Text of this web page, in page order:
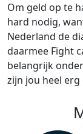
Om geld op te
hard nodig,
Nederland de
daarmee Fight
belangrijk
zijn jou heel erg